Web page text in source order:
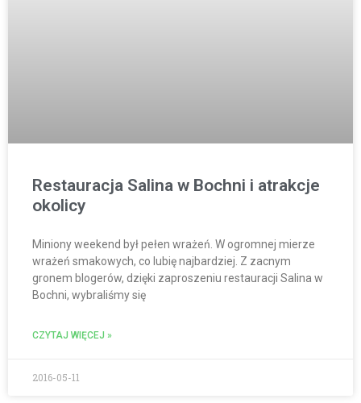
Restauracja Salina w Bochni i atrakcje
okolicy
Miniony weekend był pełen wrażeń. W ogromnej mierze
wrażeń smakowych, co lubię najbardziej. Z zacnym
gronem blogerów, dzięki zaproszeniu restauracji Salina w
Bochni, wybraliśmy się
CZYTAJ WIĘCEJ »
2016-05-11